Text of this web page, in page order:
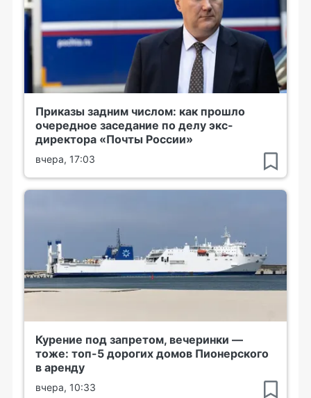
Приказы задним числом: как прошло
очередное заседание по делу экс-
директора «Почты России»
вчера, 17:03
Курение под запретом, вечеринки —
тоже: топ-5 дорогих домов Пионерского
в аренду
вчера, 10:33